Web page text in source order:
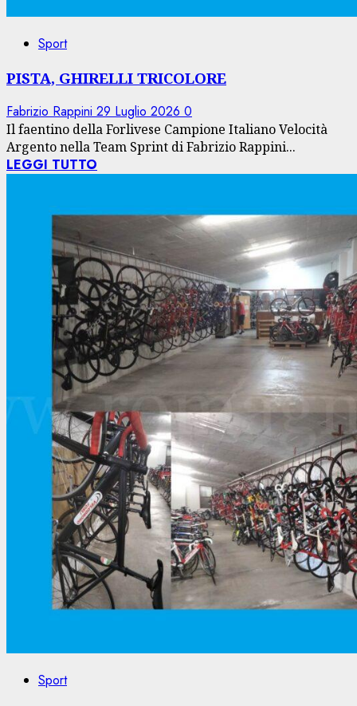
Sport
PISTA, GHIRELLI TRICOLORE
Fabrizio Rappini 29 Luglio 2026 0
Il faentino della Forlivese Campione Italiano Velocità
Argento nella Team Sprint di Fabrizio Rappini...
LEGGI TUTTO
Sport